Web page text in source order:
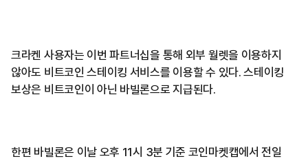
크라켄 사용자는 이번 파트너십을 통해 외부 월렛을 이용하지
않아도 비트코인 스테이킹 서비스를 이용할 수 있다. 스테이킹
보상은 비트코인이 아닌 바빌론으로 지급된다.
한편 바빌론은 이날 오후 11시 3분 기준 코인마켓캡에서 전일